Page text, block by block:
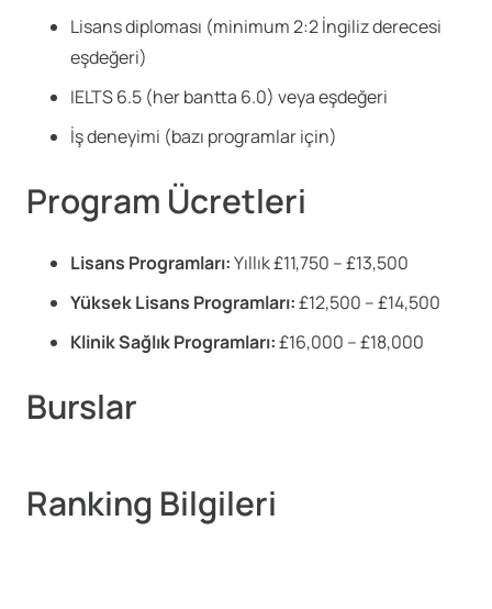
Lisans diploması (minimum 2:2 İngiliz derecesi
eşdeğeri)
IELTS 6.5 (her bantta 6.0) veya eşdeğeri
İş deneyimi (bazı programlar için)
Program Ücretleri
Lisans Programları:Yıllık £11,750 – £13,500
Yüksek Lisans Programları:£12,500 – £14,500
Klinik Sağlık Programları:£16,000 – £18,000
Burslar
Ranking Bilgileri